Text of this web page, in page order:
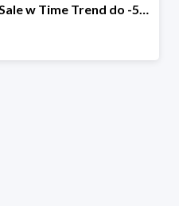
Winter Sale w Time Trend do -50%